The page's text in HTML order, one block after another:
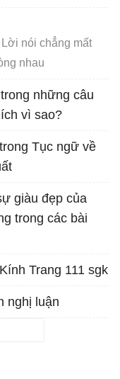
nói chẳng mất
nhau
những câu
vì sao?
Tục ngữ về
giàu đẹp của
trong các bài
Trang 111 sgk
nghị luận